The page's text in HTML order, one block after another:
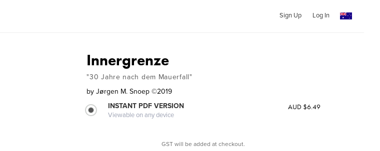
Sign Up Log In
Innergrenze
"30 Jahre nach dem Mauerfall"
by Jørgen M. Snoep ©2019
INSTANT PDF VERSION
Viewable on any device
AUD $6.49
GST will be added at checkout.